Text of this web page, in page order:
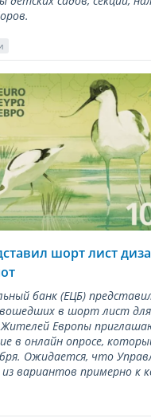
шорт лист
банк (ЕЦБ)
в шорт лист
Жителей Европы
в онлайн опросе,
Ожидается, что
вариантов примерно к